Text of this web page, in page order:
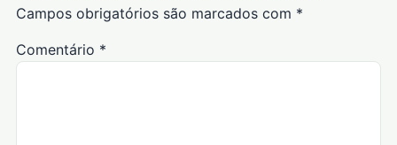
Campos obrigatórios são marcados com *
Comentário *